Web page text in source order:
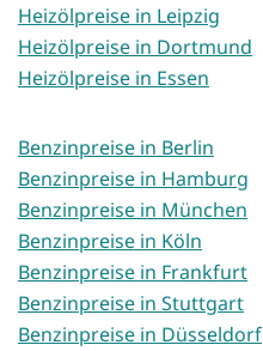
Heizölpreise in Leipzig
Heizölpreise in Dortmund
Heizölpreise in Essen
Benzinpreise in Berlin
Benzinpreise in Hamburg
Benzinpreise in München
Benzinpreise in Köln
Benzinpreise in Frankfurt
Benzinpreise in Stuttgart
Benzinpreise in Düsseldorf